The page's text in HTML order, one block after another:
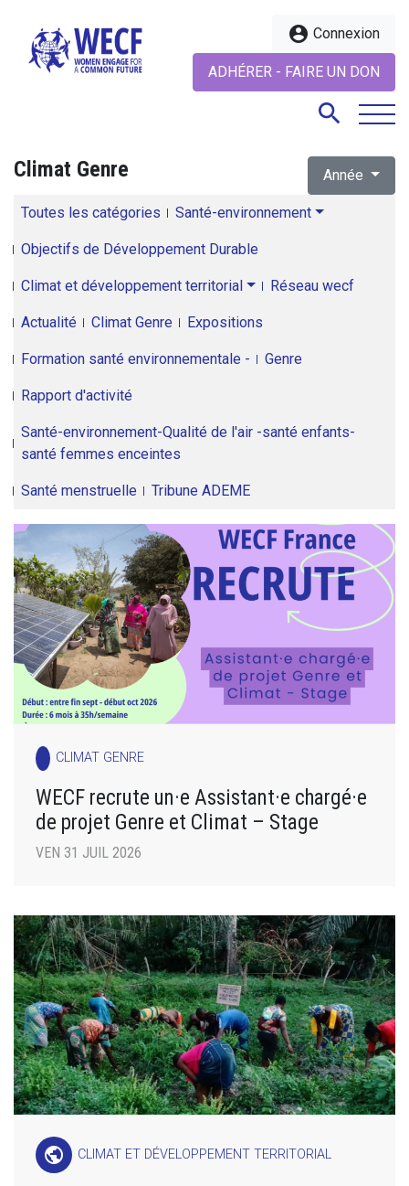
account_circle Connexion
ADHÉRER - FAIRE UN DON
search
Climat Genre Année
Toutes les catégories Santé-environnement
Objectifs de Développement Durable
Climat et développement territorial Réseau wecf
Actualité Climat Genre Expositions
Formation santé environnementale - Genre
Rapport d'activité
Santé-environnement-Qualité de l'air -santé enfants-
santé femmes enceintes
Santé menstruelle Tribune ADEME
CLIMAT GENRE
WECF recrute un·e Assistant·e chargé·e
de projet Genre et Climat – Stage
VEN 31 JUIL 2026
public CLIMAT ET DÉVELOPPEMENT TERRITORIAL